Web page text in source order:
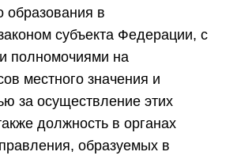
образования в
субъекта Федерации, с
полномочиями на
местного значения и
за осуществление этих
должность в органах
образуемых в